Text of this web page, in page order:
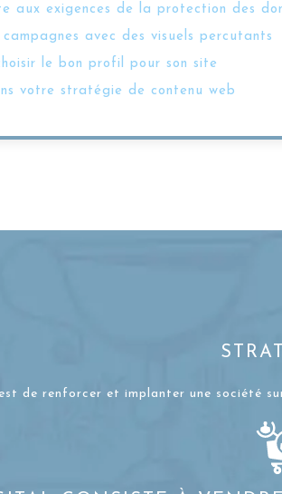
aux exigences de la protection des
avec des visuels percutants
le bon profil pour son site
votre stratégie de contenu web
de renforcer et implanter une société